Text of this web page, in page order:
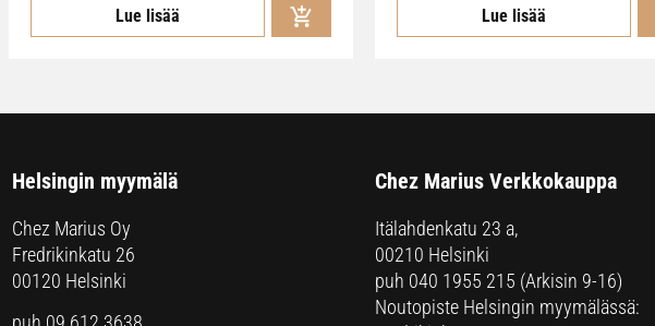
Lue lisää Lue lisää
Helsingin myymälä
Chez Marius Oy
Fredrikinkatu 26
00120 Helsinki
Chez Marius Verkkokauppa
Itälahdenkatu 23 a,
00210 Helsinki
puh 040 1955 215 (Arkisin 9-16)
Noutopiste Helsingin myymälässä: